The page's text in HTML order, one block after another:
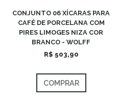
CONJUNTO 06 XÍCARAS PARA
CAFÉ DE PORCELANA COM
PIRES LIMOGES NIZA COR
BRANCO - WOLFF
R$ 503,90
COMPRAR